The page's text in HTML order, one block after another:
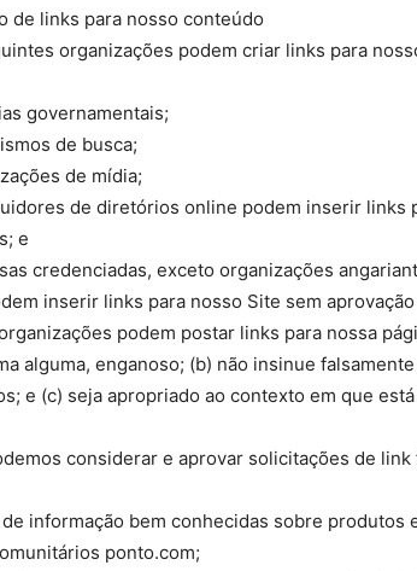
de links para nosso conteúdo
organizações podem criar links para
governamentais;
de busca;
de mídia;
de diretórios online podem inserir links
e
credenciadas, exceto organizações
inserir links para nosso Site sem
podem postar links para nossa
alguma, enganoso; (b) não insinue
e (c) seja apropriado ao contexto em que
considerar e aprovar solicitações de
informação bem conhecidas sobre produtos
ponto.com;